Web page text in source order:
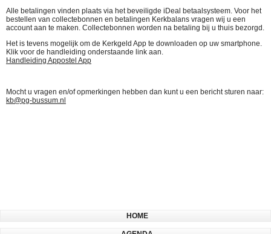
Alle betalingen vinden plaats via het beveiligde iDeal betaalsysteem. Voor het
bestellen van collectebonnen en betalingen Kerkbalans vragen wij u een
account aan te maken. Collectebonnen worden na betaling bij u thuis bezorgd.
Het is tevens mogelijk om de Kerkgeld App te downloaden op uw smartphone.
Klik voor de handleiding onderstaande link aan.
Handleiding Appostel App
Mocht u vragen en/of opmerkingen hebben dan kunt u een bericht sturen naar:
kb@pg-bussum.nl
HOME